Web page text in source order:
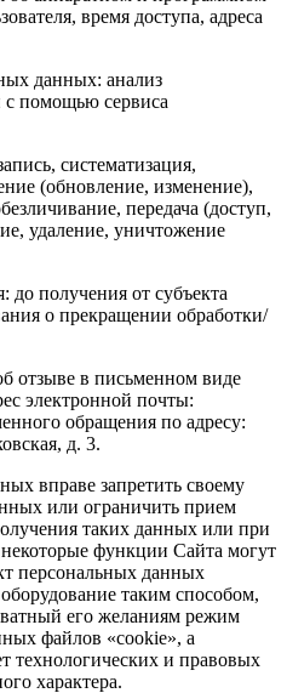
время доступа, адреса
данных: анализ
с помощью сервиса
систематизация,
(обновление, изменение),
передача (доступ,
удаление, уничтожение
до получения от субъекта
о прекращении обработки/
отзыве в письменном виде
электронной почты:
обращения по адресу:
д. 3.
вправе запретить своему
или ограничить прием
таких данных или при
функции Сайта могут
персональных данных
таким способом,
его желаниям режим
файлов «cookie», а
технологических и правовых
характера.